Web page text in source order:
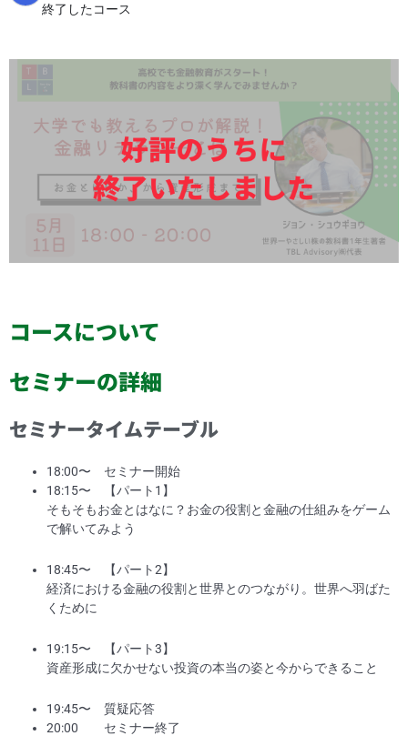
終了したコース
コースについて
セミナーの詳細
セミナータイムテーブル
18:00〜 セミナー開始
18:15〜 【パート1】
そもそもお金とはなに？ お金の役割と金融の仕組みをゲーム
で解いてみよう
18:45〜 【パート2】
経済における金融の役割と世界とのつながり。世界へ羽ばた
くために
19:15〜 【パート3】
資産形成に欠かせない投資の本当の姿と今からできること
19:45〜 質疑応答
20:00 セミナー終了